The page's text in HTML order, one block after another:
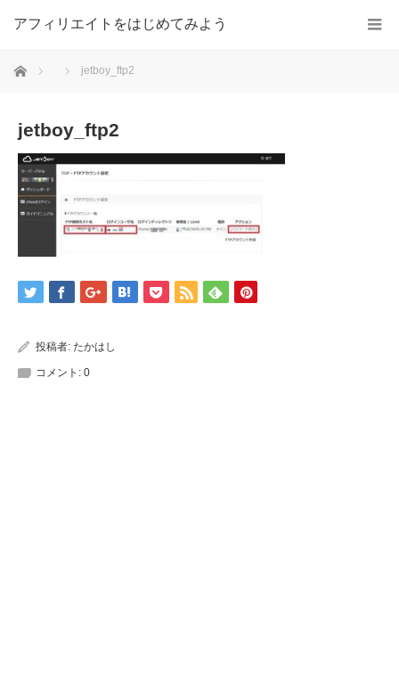
アフィリエイトをはじめてみよう
ホーム jetboy_ftp2
jetboy_ftp2
投稿者: たかはし
コメント: 0